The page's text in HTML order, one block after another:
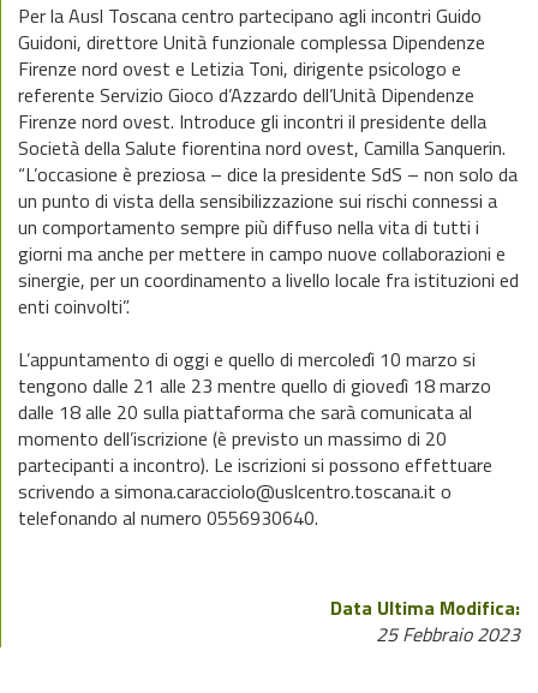
Per la Ausl Toscana centro partecipano agli incontri Guido
Guidoni, direttore Unità funzionale complessa Dipendenze
Firenze nord ovest e Letizia Toni, dirigente psicologo e
referente Servizio Gioco d’Azzardo dell’Unità Dipendenze
Firenze nord ovest. Introduce gli incontri il presidente della
Società della Salute fiorentina nord ovest, Camilla Sanquerin.
“L’occasione è preziosa – dice la presidente SdS – non solo da
un punto di vista della sensibilizzazione sui rischi connessi a
un comportamento sempre più diffuso nella vita di tutti i
giorni ma anche per mettere in campo nuove collaborazioni e
sinergie, per un coordinamento a livello locale fra istituzioni ed
enti coinvolti”.
L’appuntamento di oggi e quello di mercoledì 10 marzo si
tengono dalle 21 alle 23 mentre quello di giovedì 18 marzo
dalle 18 alle 20 sulla piattaforma che sarà comunicata al
momento dell’iscrizione (è previsto un massimo di 20
partecipanti a incontro). Le iscrizioni si possono effettuare
scrivendo a simona.caracciolo@uslcentro.toscana.it o
telefonando al numero 0556930640.
Data Ultima Modifica:
25 Febbraio 2023